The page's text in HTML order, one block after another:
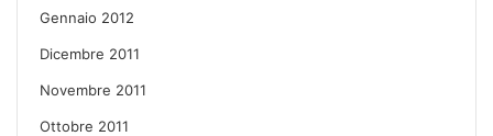
Gennaio 2012
Dicembre 2011
Novembre 2011
Ottobre 2011